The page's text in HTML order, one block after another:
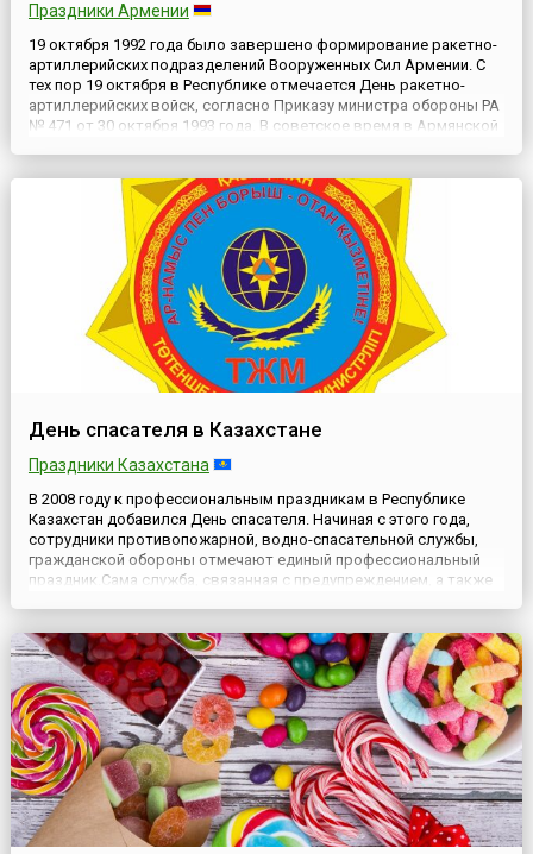
Праздники Армении
19 октября 1992 года было завершено формирование ракетно-
артиллерийских подразделений Вооруженных Сил Армении. С
тех пор 19 октября в Республике отмечается День ракетно-
артиллерийских войск, согласно Приказу министра обороны РА
№ 471 от 30 октября 1993 года. В советское время в Армянской
День спасателя в Казахстане
Праздники Казахстана
В 2008 году к профессиональным праздникам в Республике
Казахстан добавился День спасателя. Начиная с этого года,
сотрудники противопожарной, водно-спасательной службы,
гражданской обороны отмечают единый профессиональный
праздник.Сама служба, связанная с предупреждением, а также